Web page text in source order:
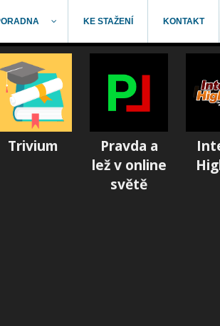
KE STAŽENÍ KONTAKT
Trivium
Pravda a
lež v online
světě